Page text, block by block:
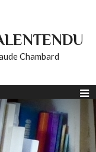
Chambard